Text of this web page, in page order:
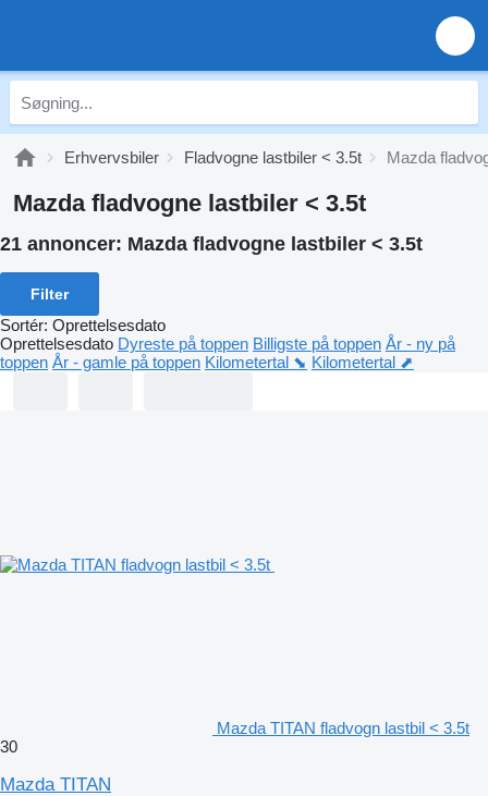
Erhvervsbiler Fladvogne lastbiler < 3.5t Mazda
Mazda fladvogne lastbiler < 3.5t
21 annoncer: Mazda fladvogne lastbiler < 3.5t
Filter
Sortér: Oprettelsesdato
Oprettelsesdato Dyreste på toppen Billigste på toppen År - ny på
toppen År - gamle på toppen Kilometertal ⬊ Kilometertal ⬈
Mazda TITAN fladvogn lastbil < 3.5t
30
Mazda TITAN